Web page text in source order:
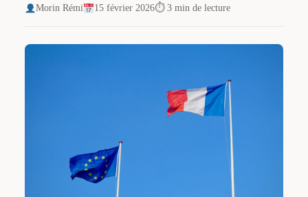
Morin Rémi 15 février 2026⏱ 3 min de lecture